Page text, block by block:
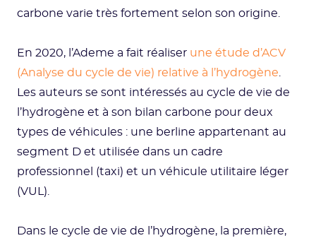
carbone varie très fortement selon son origine.
En 2020, l’Ademe a fait réaliser une étude d’ACV
(Analyse du cycle de vie) relative à l’hydrogène
Les auteurs se sont intéressés au cycle de vie de
l’hydrogène et à son bilan carbone pour deux
types de véhicules : une berline appartenant au
segment D et utilisée dans un cadre
professionnel (taxi) et un véhicule utilitaire léger
(VUL).
Dans le cycle de vie de l’hydrogène, la première,